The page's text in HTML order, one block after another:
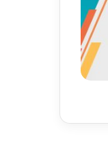
Raporu